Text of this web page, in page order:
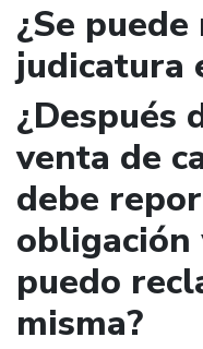
¿Se
judicatura
¿Después
venta de
debe
obligación
puedo
misma?